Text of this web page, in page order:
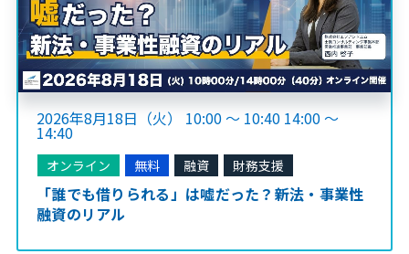
2026年8月18日（火） 10:00 ～ 10:40 14:00 ～
14:40
オンライン 無料 融資 財務支援
「誰でも借りられる」は嘘だった？新法・事業性
融資のリアル